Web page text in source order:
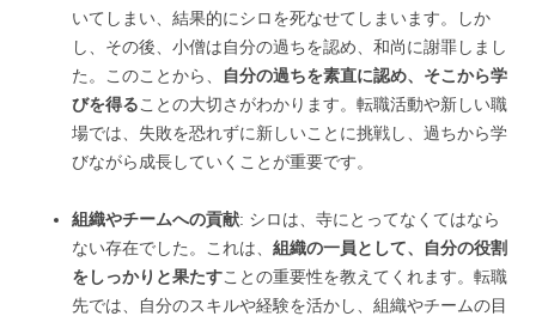
いてしまい、結果的にシロを死なせてしまいます。しか
し、その後、小僧は自分の過ちを認め、和尚に謝罪しまし
た。このことから、
自分の過ちを素直に認め、そこから学
びを得ることの大切さがわかります。転職活動や新しい職
場では、失敗を恐れずに新しいことに挑戦し、過ちから学
びながら成長していくことが重要です。
組織やチームへの貢献: シロは、寺にとってなくてはなら
ない存在でした。これは、 組織の一員として、自分の役割
をしっかりと果たすことの重要性を教えてくれます。転職
先では、自分のスキルや経験を活かし、組織やチームの目